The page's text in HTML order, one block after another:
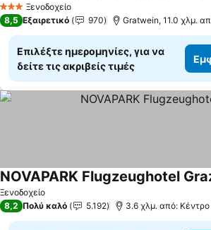
3 ΑστέριαΞενοδοχείο
8,5 Εξαιρετικό 970 Gratwein, 11.0 χλμ.
Επιλέξτε ημερομηνίες, για να
δείτε τις ακριβείς τιμές
Ξενοδοχείο
NOVAPARK Flugzeughotel
8,2 Πολύ καλό 5.192 3.6 χλμ. από: